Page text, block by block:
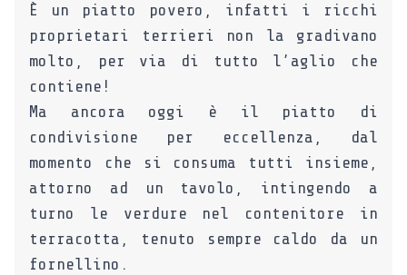
È un piatto povero, infatti i ricchi
proprietari terrieri non la gradivano
molto, per via di tutto l’aglio che
contiene!
Ma ancora oggi è il piatto di
condivisione per eccellenza, dal
momento che si consuma tutti insieme,
attorno ad un tavolo, intingendo a
turno le verdure nel contenitore in
terracotta, tenuto sempre caldo da un
fornellino.